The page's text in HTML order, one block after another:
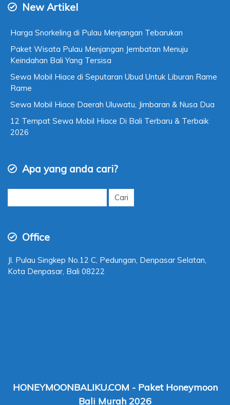
New Artikel
Harga Snorkeling di Pulau Menjangan Tebarukan
Paket Wisata Pulau Menjangan Jembatan Menuju
Keindahan Bali Yang Tersisa
Sewa Mobil Hiace di Seputaran Ubud Untuk Liburan Rame
Rame
Sewa Mobil Hiace Daerah Uluwatu, Jimbaran & Nusa Dua
12 Tempat Sewa Mobil Hiace Di Bali Terbaru & Terbaik
2026
Apa yang anda cari?
Cari
Office
Jl. Pulau Singkep No.12 C, Pedungan, Denpasar Selatan,
Kota Denpasar, Bali 08222
HONEYMOONBALIKU.COM - Paket Honeymoon
Bali Murah 2026